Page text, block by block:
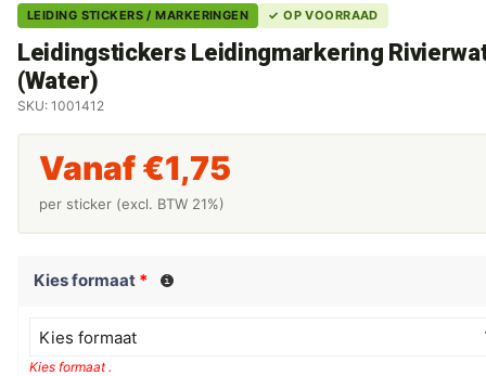
LEIDING STICKERS / MARKERINGEN ✓ OP VOORRAAD
Leidingstickers Leidingmarkering
(Water)
SKU: 1001412
Vanaf €1,75
per sticker (excl. BTW 21%)
Kies formaat *
Kies formaat
Kies formaat .